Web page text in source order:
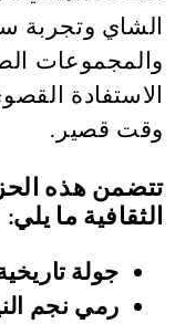
الشاي وتجربة
والمجموعات
الاستفادة
وقت قصير.
تتضمن هذه
الثقافية ما يلي:
جولة
رمي نجم